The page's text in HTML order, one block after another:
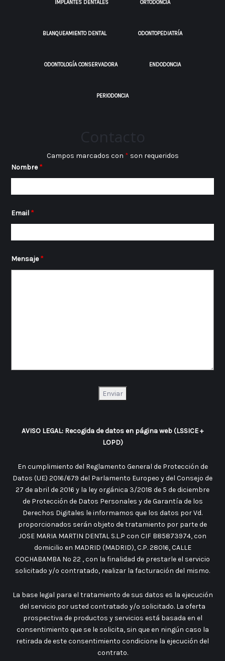
IMPLANTES DENTALES ORTODONCIA
BLANQUEAMIENTO DENTAL ODONTOPEDIATRÍA
ODONTOLOGÍA CONSERVADORA ENDODONCIA
PERIODONCIA
Campos marcados con * son requeridos
Nombre*
Email *
Mensaje*
AVISO LEGAL: Recogida de datos en página web (LSSICE +
LOPD)
En cumplimiento del Reglamento General de Protección de
Datos (UE) 2016/679 del Parlamento Europeo y del Consejo de
27 de abril de 2016 y la ley orgánica 3/2018 de 5 de diciembre
de Protección de Datos Personales y de Garantía de los
Derechos Digitales le informamos que los datos por Vd.
proporcionados serán objeto de tratamiento por parte de
JOSE MARIA MARTIN DENTAL S.L.P con CIF B85873974, con
domicilio en MADRID (MADRID), C.P. 28016, CALLE
COCHABAMBA No 22 , con la finalidad de prestarle el servicio
solicitado y/o contratado, realizar la facturación del mismo.
La base legal para el tratamiento de sus datos es la ejecución
del servicio por usted contratado y/o solicitado. La oferta
prospectiva de productos y servicios está basada en el
consentimiento que se le solicita, sin que en ningún caso la
retirada de este consentimiento condicione la ejecución del
contrato.